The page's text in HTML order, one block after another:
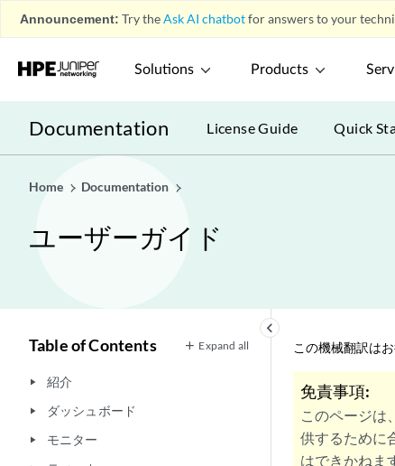
Announcement: Try theAsk AI chatbotfor answers to your
Solutions Products
Documentation License Guide Quick
Home Documentation
ユーザーガイド
keyboard_arrow_left
Table of Contents Expand all
play_arrow 紹介
play_arrow ダッシュボード
play_arrow モニター
この機械翻訳は
免責事項:
このページは
供するために
はできかねま